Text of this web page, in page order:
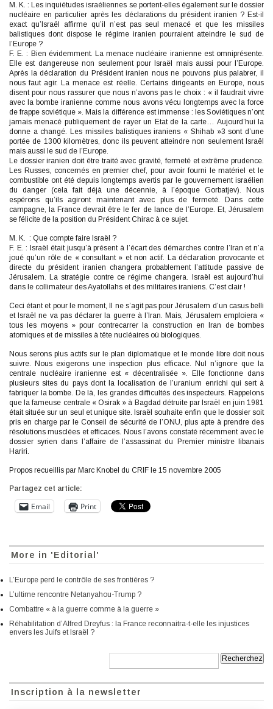
M. K. : Les inquiétudes israéliennes se portent-elles également sur le dossier
nucléaire en particulier après les déclarations du président iranien ? Est-il
exact qu’Israël affirme qu’il n’est pas seul menacé et que les missiles
balistiques dont dispose le régime iranien pourraient atteindre le sud de
l’Europe ?
F. E. : Bien évidemment. La menace nucléaire iranienne est omniprésente.
Elle est dangereuse non seulement pour Israël mais aussi pour l’Europe.
Après la déclaration du Président iranien nous ne pouvons plus palabrer, il
nous faut agir. La menace est réelle. Certains dirigeants en Europe, nous
disent pour nous rassurer que nous n’avons pas le choix : « il faudrait vivre
avec la bombe iranienne comme nous avons vécu longtemps avec la force
de frappe soviétique ». Mais la différence est immense : les Soviétiques n’ont
jamais menacé publiquement de rayer un Etat de la carte… Aujourd’hui la
donne a changé. Les missiles balistiques iraniens « Shihab »3 sont d’une
portée de 1300 kilomètres, donc ils peuvent atteindre non seulement Israël
mais aussi le sud de l’Europe.
Le dossier iranien doit être traité avec gravité, fermeté et extrême prudence.
Les Russes, concernés en premier chef, pour avoir fourni le matériel et le
combustible ont été depuis longtemps avertis par le gouvernement israélien
du danger (cela fait déjà une décennie, à l’époque Gorbatjev). Nous
espérons qu’ils agiront maintenant avec plus de fermeté. Dans cette
campagne, la France devrait être le fer de lance de l’Europe. Et, Jérusalem
se félicite de la position du Président Chirac à ce sujet.
M. K. : Que compte faire Israël ?
F. E. : Israël était jusqu’à présent à l’écart des démarches contre l’Iran et n’a
joué qu’un rôle de « consultant » et non actif. La déclaration provocante et
directe du président iranien changera probablement l’attitude passive de
Jérusalem. La stratégie contre ce régime changera. Israël est aujourd’hui
dans le collimateur des Ayatollahs et des militaires iraniens. C’est clair !
Ceci étant et pour le moment, Il ne s’agit pas pour Jérusalem d’un casus belli
et Israël ne va pas déclarer la guerre à l’Iran. Mais, Jérusalem emploiera «
tous les moyens » pour contrecarrer la construction en Iran de bombes
atomiques et de missiles à tête nucléaires où biologiques.
Nous serons plus actifs sur le plan diplomatique et le monde libre doit nous
suivre. Nous exigerons une inspection plus efficace. Nul n’ignore que la
centrale nucléaire iranienne est « décentralisée ». Elle fonctionne dans
plusieurs sites du pays dont la localisation de l’uranium enrichi qui sert à
fabriquer la bombe. De là, les grandes difficultés des inspecteurs. Rappelons
que la fameuse centrale « Osirak » à Bagdad détruite par Israël en juin 1981
était située sur un seul et unique site. Israël souhaite enfin que le dossier soit
pris en charge par le Conseil de sécurité de l’ONU, plus apte à prendre des
résolutions musclées et efficaces. Nous l’avons constaté récemment avec le
dossier syrien dans l’affaire de l’assassinat du Premier ministre libanais
Hariri.
Propos recueillis par Marc Knobel du CRIF le 15 novembre 2005
Partagez cet article:
Email Print
More in 'Editorial'
L’Europe perd le contrôle de ses frontières ?
L’ultime rencontre Netanyahou-Trump ?
Combattre « à la guerre comme à la guerre »
Réhabilitation d’Alfred Dreyfus : la France reconnaitra-t-elle les injustices
envers les Juifs et Israël ?
Inscription à la newsletter